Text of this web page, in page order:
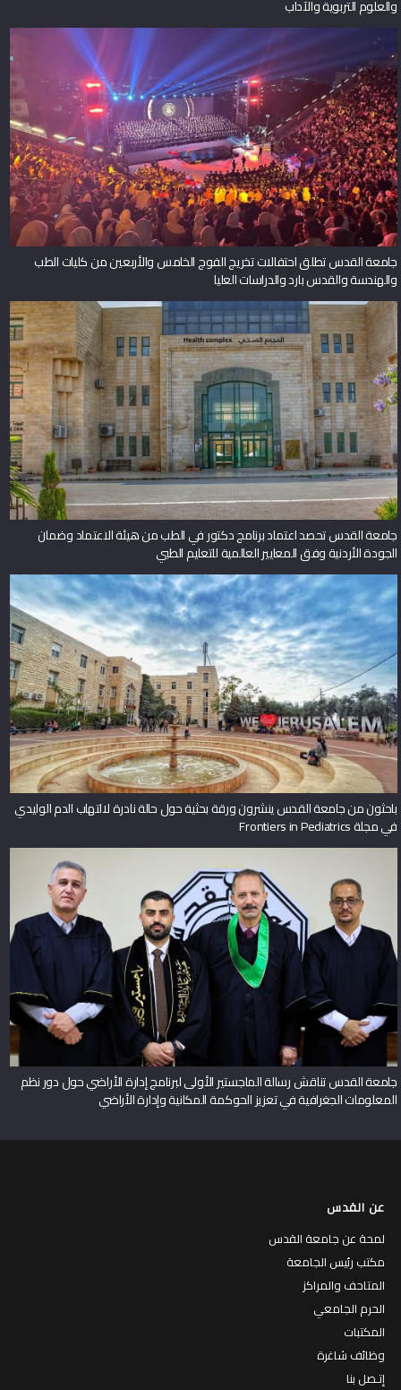
والعلوم التربوية والآداب
جامعة القدس تطلق احتفالات تخريج الفوج الخامس والأربعين من كليات الطب
والهندسة والقدس بارد والدراسات العليا
جامعة القدس تحصد اعتماد برنامج دكتور في الطب من هيئة الاعتماد وضمان
الجودة الأردنية وفق المعايير العالمية للتعليم الطبي
باحثون من جامعة القدس ينشرون ورقة بحثية حول حالة نادرة لالتهاب الدم الوليدي
في مجلة Frontiers in Pediatrics
جامعة القدس تناقش رسالة الماجستير الأولى لبرنامج إدارة الأراضي حول دور نظم
المعلومات الجغرافية في تعزيز الحوكمة المكانية وإدارة الأراضي
عن القدس
لمحة عن جامعة القدس
مكتب رئيس الجامعة
المتاحف والمراكز
الحرم الجامعي
المكتبات
وظائف شاغرة
إتـصل بنا